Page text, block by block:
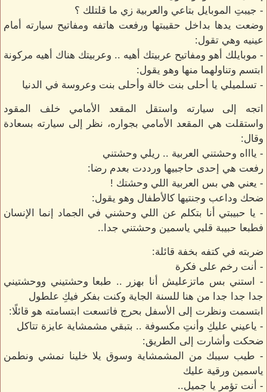
- جيبتِ الموبايل بتاعي والعربية زي ما قلتلك ؟
وضعت يدها بداخل حقيبتها ورفعت هاتفه ومفاتيح سيارته أمام
عينيه وهي تقول:
- موبايلك أهو ومفاتيح عربيتك أهيه .. وعربيتك هناك أهيه مركونة
ابتسم وتناولهما منها وهو يقول:
- تسلميلي يا أحلى بنت خالة وأحلى بنت وعروسة في الدنيا
اتجه إلى سيارته واستقل المقعد الأمامي خلف المقود
واستقلت هي المقعد الأمامي بجواره، نظر إلى سيارته بسعادة
وقال:
- ياااه وحشتني العربية .. ريلي وحشتني
رفعت هي إحدى حاجبيها ورددت بعدم رضا:
- يعني هي بس العربية اللي وحشتك !
ضحك وداعب وجنتيها كالأطفال وهو يقول:
- يا حبيبتي أنا بتكلم عن اللي وحشني في الجماد إنما الإنسان
فطبعا حبيبة قلبي ياسمين وحشتني جدا..
ضربته في كتفه بخفة قائلة:
- أنت رخم على فكرة
- استني بس ماتزعليش أنا بهزر .. طبعا وحشتيني ووحشتيني
جدا جدا جدا من هنا للسنة الجاية وكنت بفكر فيكِ علطول
ابتسمت ونظرت إلى الأسفل بحرج فاتسعت ابتسامته هو قائلًا:
- ياعيني عليكِ وأنتِ مكسوفة .. بتبقي مشمشاية عايزة تتاكل
ضحكت وأشارت إلى الطريق:
- طيب سيبك من المشمشاية وسوق يلا خلينا نمشي ونطمن
ياسمين ورقية عليك
- أنت تؤمر يا جميل..